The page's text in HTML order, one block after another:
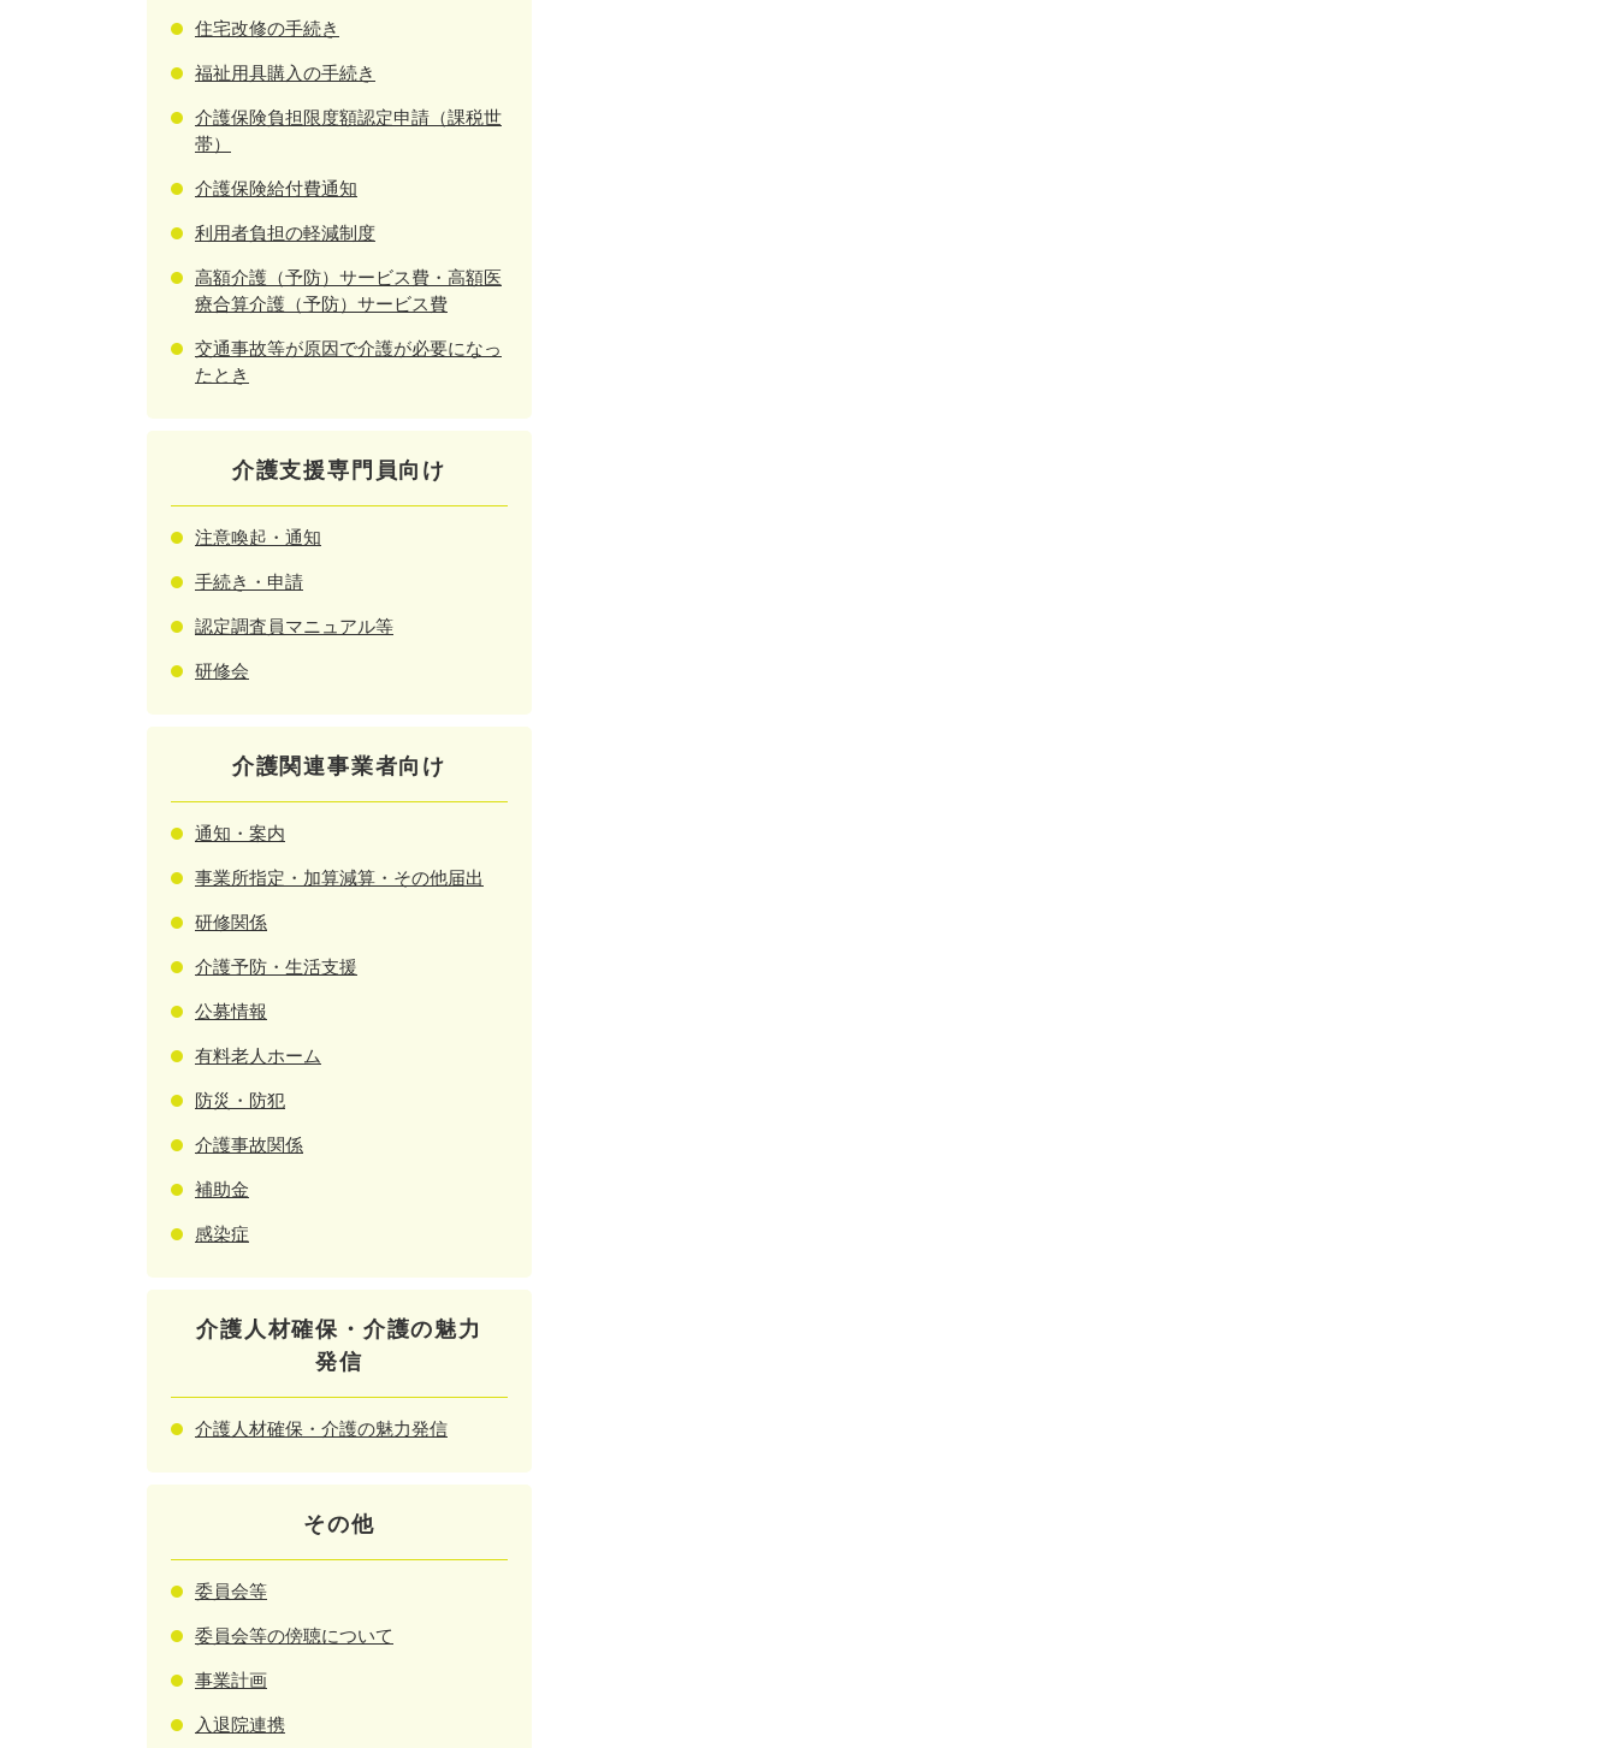
住宅改修の手続き
福祉用具購入の手続き
介護保険負担限度額認定申請（課税世
帯）
介護保険給付費通知
利用者負担の軽減制度
高額介護（予防）サービス費・高額医
療合算介護（予防）サービス費
交通事故等が原因で介護が必要になっ
たとき
介護支援専門員向け
注意喚起・通知
手続き・申請
認定調査員マニュアル等
研修会
介護関連事業者向け
通知・案内
事業所指定・加算減算・その他届出
研修関係
介護予防・生活支援
公募情報
有料老人ホーム
防災・防犯
介護事故関係
補助金
感染症
介護人材確保・介護の魅力
発信
介護人材確保・介護の魅力発信
その他
委員会等
委員会等の傍聴について
事業計画
入退院連携